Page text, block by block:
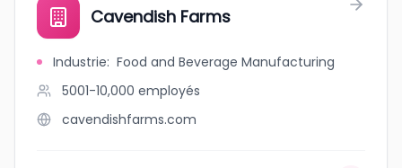
Cavendish Farms
Industrie: Food and Beverage Manufacturing
5001-10,000 employés
cavendishfarms.com